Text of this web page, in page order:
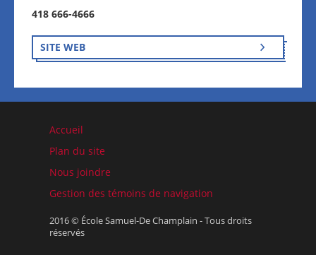
418 666-4666
SITE WEB
Accueil
Plan du site
Nous joindre
Gestion des témoins de navigation
2016 © École Samuel-De Champlain - Tous droits
réservés